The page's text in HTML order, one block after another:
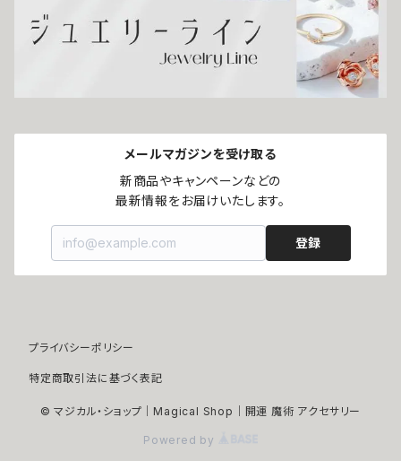
メールマガジンを受け取る
新商品やキャンペーンなどの
最新情報をお届けいたします。
登録
プライバシーポリシー
特定商取引法に基づく表記
© マジカル・ショップ｜Magical Shop｜開運 魔術 アクセサリー
Powered by